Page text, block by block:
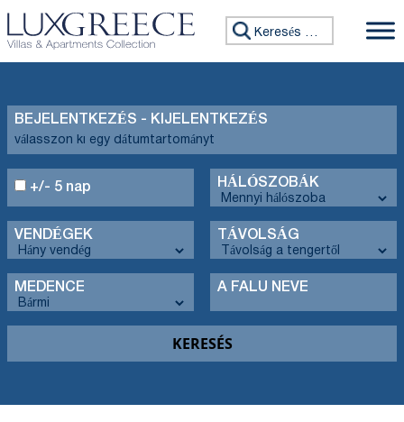
Keresés:
BEJELENTKEZÉS - KIJELENTKEZÉS
HÁLÓSZOBÁK
VENDÉGEK TÁVOLSÁG
+/- 5 nap
MEDENCE A FALU NEVE